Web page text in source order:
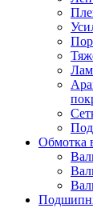
Обмотка